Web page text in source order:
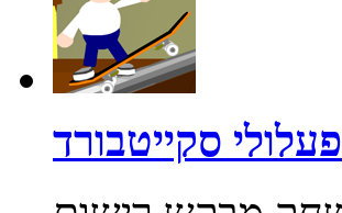
פעלולי סקייטבורד